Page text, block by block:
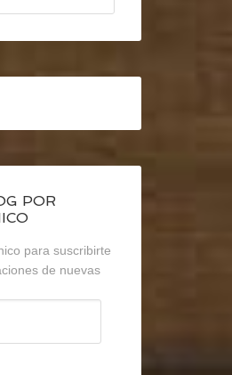
POR
para suscribirte
de nuevas